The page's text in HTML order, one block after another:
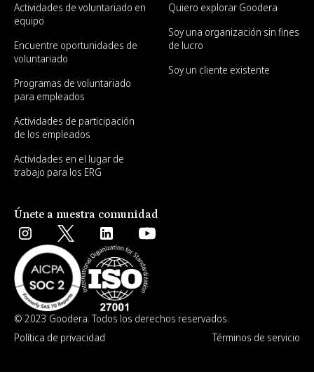
Actividades de voluntariado en
equipo
Encuentre oportunidades de
voluntariado
Programas de voluntariado
para empleados
Actividades de participación
de los empleados
Actividades en el lugar de
trabajo para los ERG
Quiero explorar Goodera
Soy una organización sin fines
de lucro
Soy un cliente existente
Únete a nuestra comunidad
© 2023 Goodera. Todos los derechos reservados.
Política de privacidad
Términos de servicio